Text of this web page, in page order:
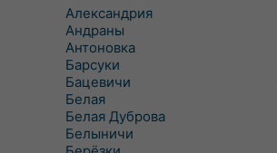
Александрия
Андраны
Антоновка
Барсуки
Бацевичи
Белая
Белая Дуброва
Белыничи